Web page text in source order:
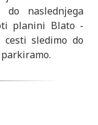
naslednjega
planini Blato -
cesti sledimo do